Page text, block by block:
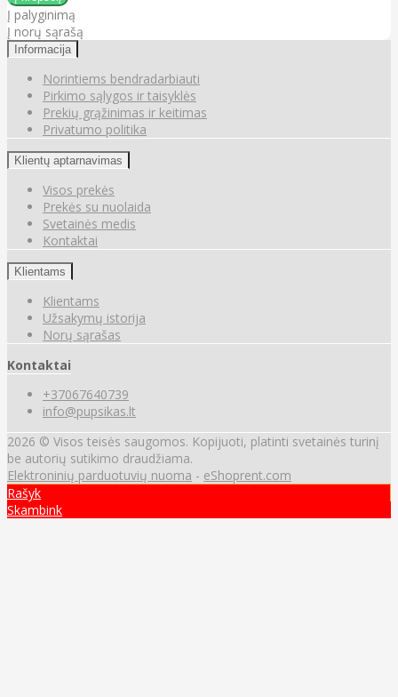
Į palyginimą
Į norų sąrašą
Informacija
Norintiems bendradarbiauti
Pirkimo sąlygos ir taisyklės
Prekių grąžinimas ir keitimas
Privatumo politika
Klientų aptarnavimas
Visos prekės
Prekės su nuolaida
Svetainės medis
Kontaktai
Klientams
Klientams
Užsakymų istorija
Norų sąrašas
Kontaktai
+37067640739
info@pupsikas.lt
2026 © Visos teisės saugomos. Kopijuoti, platinti svetainės turinį
be autorių sutikimo draudžiama.
Elektroninių parduotuvių nuoma - eShoprent.com
Rašyk
Skambink